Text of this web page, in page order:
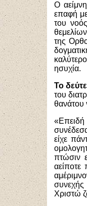
Ο
επαφή
του
της
ησυχία.
Το
του
θανάτου
είχε
πτώσιν
συνεχής
Χριστώ